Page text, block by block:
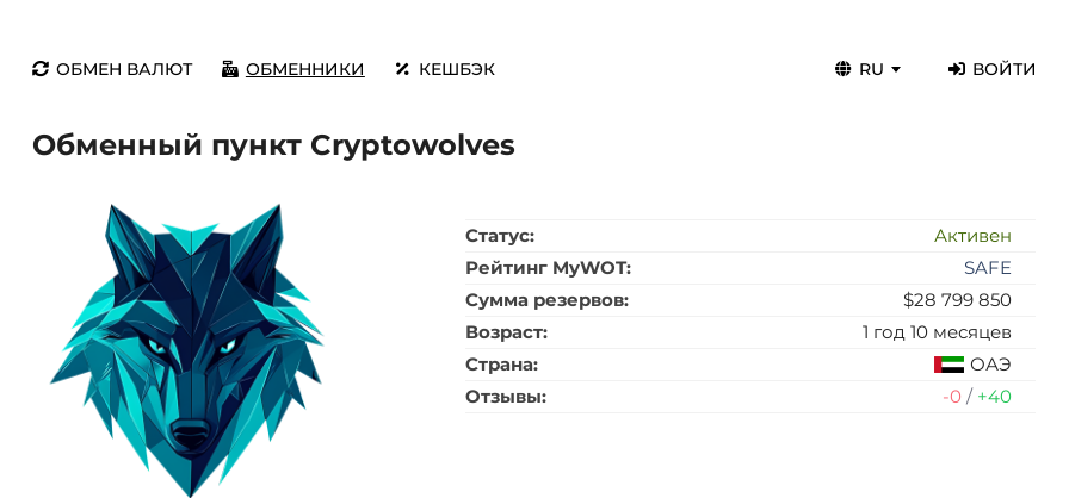
ОБМЕН ВАЛЮТ ОБМЕННИКИ КЕШБЭК RU ВОЙТИ
Обменный пункт Cryptowolves
Статус:
Активен
Рейтинг MyWOT:
SAFE
Сумма резервов:
$28 799 850
Возраст:
1 год 10 месяцев
Страна:
ОАЭ
Отзывы:
-0 / +40